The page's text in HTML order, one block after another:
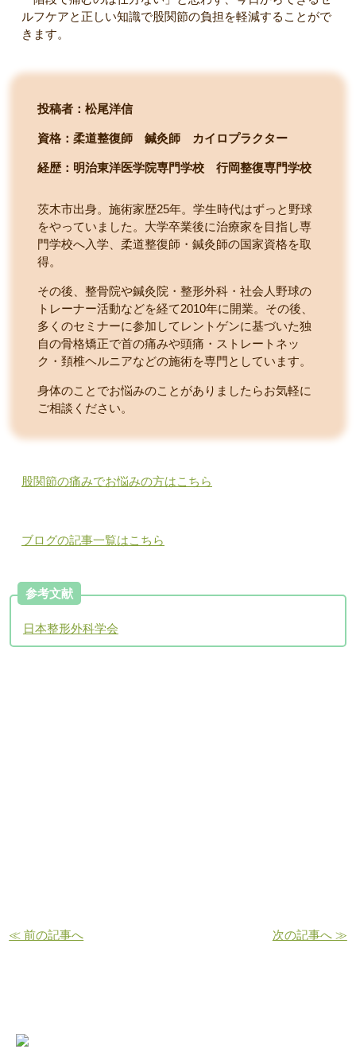
ルフケアと正しい知識で股関節の負担を軽減することがで
きます。
投稿者：松尾洋信
資格：柔道整復師 鍼灸師 カイロプラクター
経歴：明治東洋医学院専門学校 行岡整復専門学校
茨木市出身。施術家歴25年。学生時代はずっと野球
をやっていました。大学卒業後に治療家を目指し専
門学校へ入学、柔道整復師・鍼灸師の国家資格を取
得。
その後、整骨院や鍼灸院・整形外科・社会人野球の
トレーナー活動などを経て2010年に開業。その後、
多くのセミナーに参加してレントゲンに基づいた独
自の骨格矯正で首の痛みや頭痛・ストレートネッ
ク・頚椎ヘルニアなどの施術を専門としています。
身体のことでお悩みのことがありましたらお気軽に
ご相談ください。
股関節の痛みでお悩みの方はこちら
ブログの記事一覧はこちら
参考文献
日本整形外科学会
≪ 前の記事へ 次の記事へ ≫